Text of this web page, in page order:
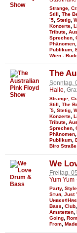
Strange,
Still, The
´5, Stetig,
Konzerte,
Tribute,
Sprechen,
Phänomen,
Publikum,
Wien -
The
Sonntag,
Halle ,
Strange
Still
The
´5 Stetig
Konzerte
Tribute
Sprechen
Phänomen
Publikum
Biro Straße
We
Freitag,
Yum Yum
Party, Style
Sтυя Just
Bass
Club
Amstetten
Going
From Made